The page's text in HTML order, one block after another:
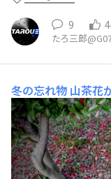
9
たろ三郎
冬の忘れ物 山茶花